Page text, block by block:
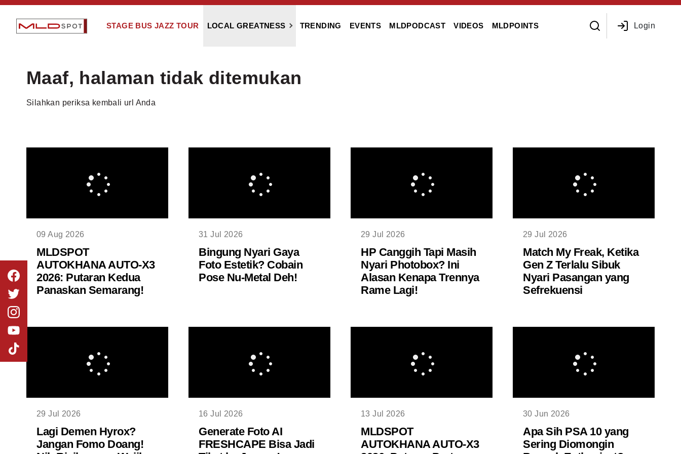
STAGE BUS JAZZ TOUR LOCAL GREATNESS TRENDING EVENTS MLDPODCAST VIDEOS MLDPOINTS Login
Maaf, halaman tidak ditemukan
Silahkan periksa kembali url Anda
09 Aug 2026
MLDSPOT
AUTOKHANA AUTO-X3
2026: Putaran Kedua
Panaskan Semarang!
31 Jul 2026
Bingung Nyari Gaya
Foto Estetik? Cobain
Pose Nu-Metal Deh!
29 Jul 2026
HP Canggih Tapi Masih
Nyari Photobox? Ini
Alasan Kenapa Trennya
Rame Lagi!
29 Jul 2026
Match My Freak, Ketika
Gen Z Terlalu Sibuk
Nyari Pasangan yang
Sefrekuensi
29 Jul 2026
Lagi Demen Hyrox?
Jangan Fomo Doang!
16 Jul 2026
Generate Foto AI
FRESHCAPE Bisa Jadi
13 Jul 2026
MLDSPOT
AUTOKHANA AUTO-X3
30 Jun 2026
Apa Sih PSA 10 yang
Sering Diomongin